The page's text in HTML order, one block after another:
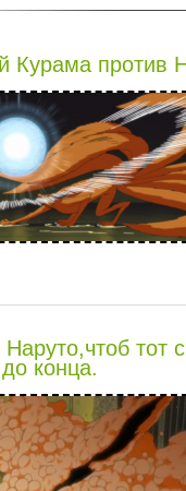
Курама против
тот
до конца.